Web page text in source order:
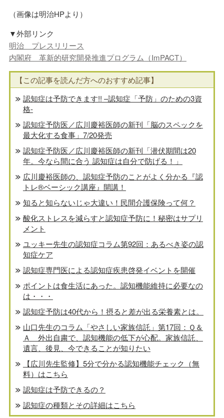
（画像は明治HPより）
▼外部リンク
明治 プレスリリース
内閣府 革新的研究開発推進プログラム（ImPACT）
【この記事を読んだ方へのおすすめ記事】
認知症は予防できます!! –認知症「予防」のための3資
格-
認知症予防医／広川慶裕医師の新刊「脳のスペックを
最大化する食事」7/20発売
認知症予防医／広川慶裕医師の新刊「潜伏期間は20
年。今なら間に合う 認知症は自分で防げる！」
広川慶裕医師の、認知症予防のことがよく分かる『認
トレ®️ベーシック講座』開講！
知ると知らないじゃ大違い！民間介護保険って何？
酸化ストレスを減らすと認知症予防に！秘密はサプリ
メント
ユッキー先生の認知症コラム第92回：あるべき姿の認
知症ケア
認知症専門医による認知症疾患啓発イベントを開催
ポイントは食生活にあった。認知機能維持に必要なの
は・・・
認知症予防は40代から！摂ると差が出る栄養素とは。
山口先生のコラム「やさしい家族信託」第17回：Ｑ＆
Ａ 外出自粛で、認知機能の低下が心配。家族信託、
遺言、後見、今できることが知りたい
【広川先生監修】5分で分かる認知機能チェック（無
料）はこちら
認知症は予防できるの？
認知症の種類とその詳細はこちら